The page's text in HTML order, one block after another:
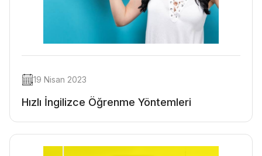
19 Nisan 2023
Hızlı İngilizce Öğrenme Yöntemleri